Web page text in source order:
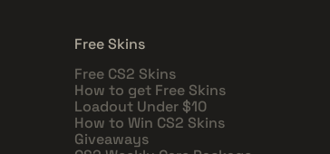
Free Skins
Free CS2 Skins
How to get Free Skins
Loadout Under $10
How to Win CS2 Skins
Giveaways